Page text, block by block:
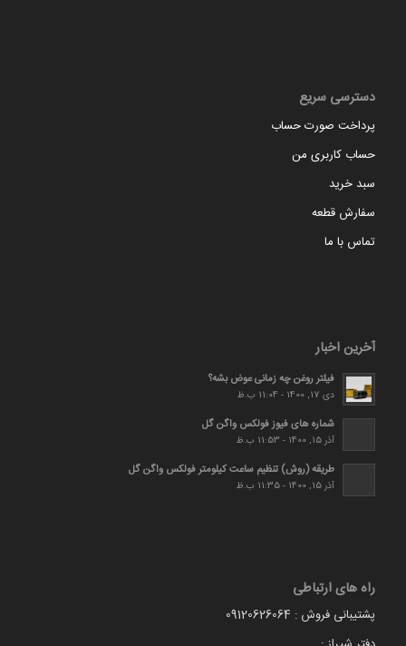
دسترسی سریع
پرداخت صورت حساب
حساب کاربری من
سبد خرید
سفارش قطعه
تماس با ما
آخرین اخبار
فیلتر روغن چه زمانی عوض بشه؟
دی 17, 1400 - 11:04 ب.ظ
شماره های فیوز فولکس واگن گل
آذر 15, 1400 - 11:53 ب.ظ
طریقه (روش) تنظیم ساعت کیلومتر فولکس واگن گل
آذر 15, 1400 - 11:35 ب.ظ
راه های ارتباطی
پشتیبانی فروش : 09120626064